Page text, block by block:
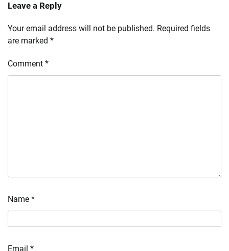
Leave a Reply
Your email address will not be published. Required fields
are marked *
Comment *
Name *
Email *